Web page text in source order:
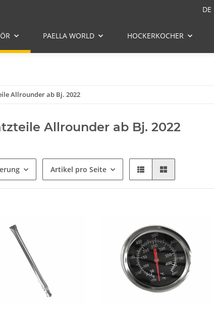
DE
PAELLA WORLD HOCKERKOCHER
Allrounder ab Bj. 2022
Allrounder ab Bj. 2022
Artikel pro Seite